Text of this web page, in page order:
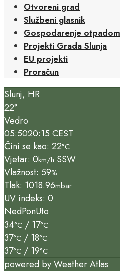
Otvoreni grad
Službeni glasnik
Gospodarenje otpadom
Projekti Grada Slunja
EU projekti
Proračun
Slunj, HR
22°
Vedro
05:5020:15 CEST
Čini se kao: 22°C
Vjetar: 0km/h SSW
Vlažnost: 59%
Tlak: 1018.96mbar
UV indeks: 0
NedPonUto
34°C / 17°C
37°C / 18°C
37°C / 19°C
powered byWeather Atlas